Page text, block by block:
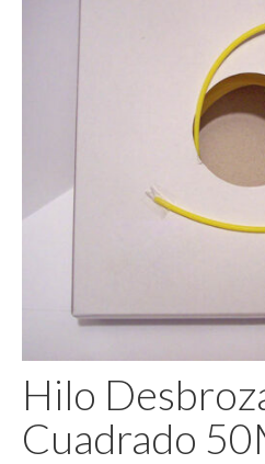
Hilo
Cuadrado